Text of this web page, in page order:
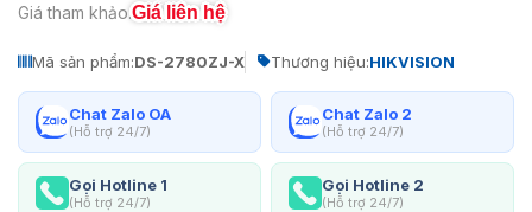
Giá tham khảo:Giá liên hệ
Mã sản phẩm:DS-2780ZJ-X Thương hiệu:HIKVISION
Chat Zalo OA
(Hỗ trợ 24/7)
Chat Zalo 2
(Hỗ trợ 24/7)
Gọi Hotline 1
(Hỗ trợ 24/7)
Gọi Hotline 2
(Hỗ trợ 24/7)